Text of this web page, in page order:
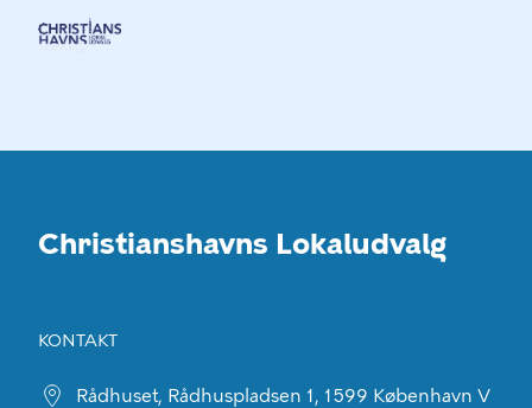
Christianshavns Lokaludvalg
KONTAKT
Rådhuset, Rådhuspladsen 1, 1599 København V